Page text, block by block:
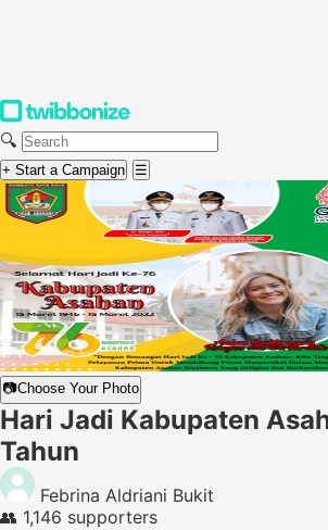
🔍
+ Start a Campaign ☰
📷Choose Your Photo
Hari Jadi Kabupaten
Tahun
Febrina Aldriani Bukit
👥 1,146 supporters